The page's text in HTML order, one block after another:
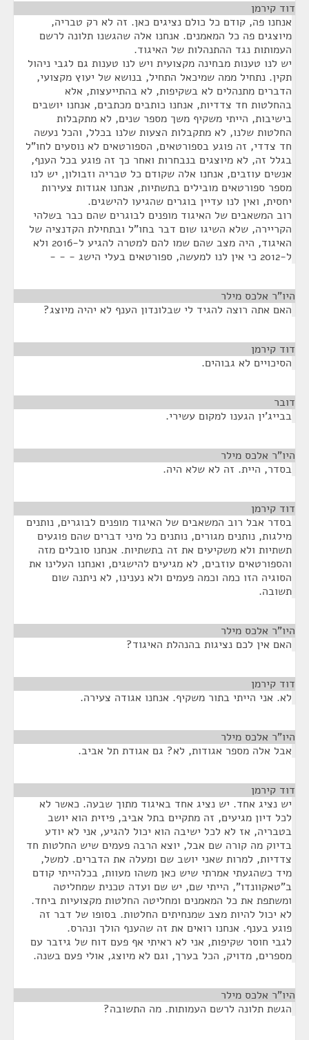
דוד קירמן
אנחנו פה, קודם כל כולם נציגים כאן. זה לא רק טבריה,
מיוצגים פה כל המאמנים. אנחנו אלה שהגשנו תלונה לרשם
העמותות נגד ההתנהלות של האיגוד.
יש לנו טענות מבחינה מקצועית ויש לנו טענות גם לגבי ניהול
תקין. נתחיל ממה שמיכאל התחיל, בנושא של יעוץ מקצועי,
הדברים מתנהלים לא בשקיפות, לא בהתייעצות, אלא
בהחלטות חד צדדיות, אנחנו כותבים מכתבים, אנחנו יושבים
בישיבות, הייתי משקיף משך מספר שנים, לא מתקבלות
החלטות שלנו, לא מתקבלות הצעות שלנו בכלל, והכל נעשה
חד צדדי, זה פוגע בספורטאים, הספורטאים לא נוסעים לחו"ל
בגלל זה, לא מיוצגים בנבחרות ואחר כך זה פוגע בכל הענף,
אנשים עוזבים, אנחנו אלה שקודם כל טבריה וזבולון, יש לנו
מספר ספורטאים מובילים בתשתיות, אנחנו אגודות צעירות
יחסית, ואין לנו עדיין בוגרים שהגיעו להישגים.
רוב המשאבים של האיגוד מופנים לבוגרים שהם כבר בשלהי
הקריירה, שלא השיגו שום דבר בחו"ל ובתחילת הקדנציה של
האיגוד, היה מצב שהם שמו להם למטרה להגיע ל-2016 ולא
ל-2012 כי אין לנו למעשה, ספורטאים בעלי הישג - - -
היו"ר אלכס מילר
האם אתה רוצה להגיד לי שבלונדון הענף לא יהיה מיוצג?
דוד קירמן
הסיכויים לא גבוהים.
דובר
בבייג'ין הגענו למקום עשירי.
היו"ר אלכס מילר
בסדר, היית. זה לא שלא היה.
דוד קירמן
בסדר אבל רוב המשאבים של האיגוד מופנים לבוגרים, נותנים
מילגות, נותנים מגורים, נותנים כל מיני דברים שהם פוגעים
תשתיות ולא משקיעים את זה בתשתיות. אנחנו סובלים מזה
והספורטאים עוזבים, לא מגיעים להישגים, ואנחנו העלינו את
הסוגיה הזו כמה וכמה פעמים ולא נענינו, לא ניתנה שום
תשובה.
היו"ר אלכס מילר
האם אין לכם נציגות בהנהלת האיגוד?
דוד קירמן
לא. אני הייתי בתור משקיף. אנחנו אגודה צעירה.
היו"ר אלכס מילר
אבל אלה מספר אגודות, לא? גם אגודת תל אביב.
דוד קירמן
יש נציג אחד. יש נציג אחד באיגוד מתוך שבעה. כאשר לא
לכל דיון מגיעים, זה מתקיים בתל אביב, פיזית הוא יושב
בטבריה, אז לא לכל ישיבה הוא יכול להגיע, אני לא יודע
בדיוק מה קורה שם אבל, יוצא הרבה פעמים שיש החלטות חד
צדדיות, למרות שאני יושב שם ומעלה את הדברים. למשל,
מיד כשהגעתי אמרתי שיש כאן משהו מעוות, בכלהייתי קודם
ב"טאקוונדו", הייתי שם, יש שם ועדה טכנית שמחליטה
ומשתפת את כל המאמנים ומחליטה החלטות מקצועיות ביחד.
לא יכול להיות מצב שמנחיתים החלטות. בסופו של דבר זה
פוגע בענף. אנחנו רואים את זה שהענף הולך ונהרס.
לגבי חוסר שקיפות, אני לא ראיתי אף פעם דוח של גיזבר עם
מספרים, מדויק, הכל בערך, וגם לא מיוצג, אולי פעם בשנה.
היו"ר אלכס מילר
הגשת תלונה לרשם העמותות. מה התשובה?